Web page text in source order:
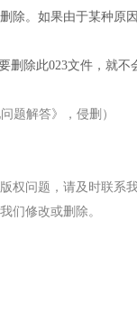
除。如果由于某种
删除此023文件，就
题解答》，侵删）
权问题，请及时联
们修改或删除。